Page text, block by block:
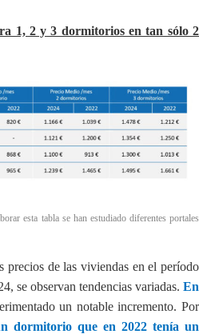
1, 2 y 3 dormitorios en tan sólo 2
esta tabla se han estudiado diferentes portales
de las viviendas en el período
se observan tendencias variadas. En
un notable incremento. Por
dormitorio que en 2022 tenía un